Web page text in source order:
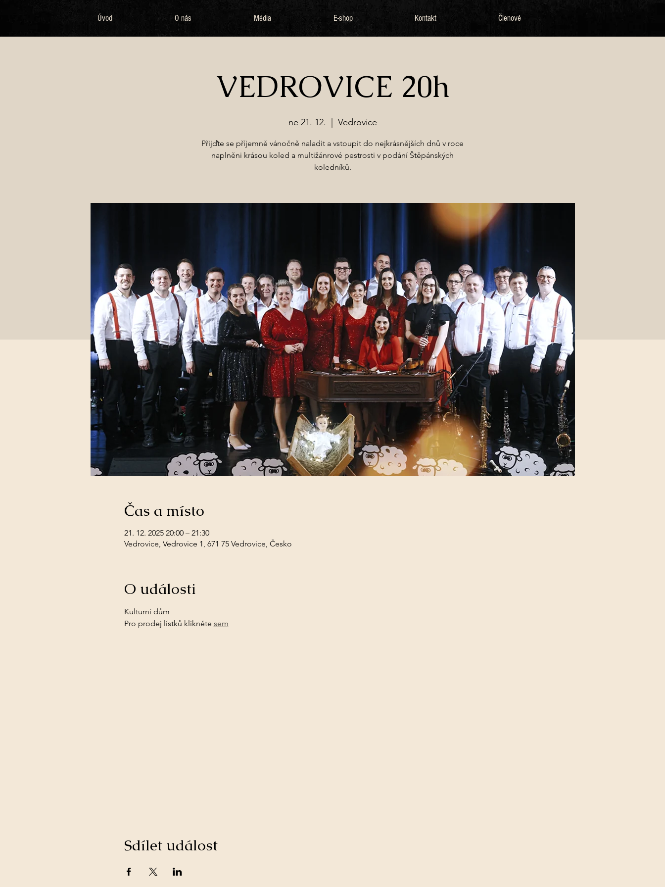
Úvod O nás Média E-shop Kontakt Členové
VEDROVICE 20h
ne 21. 12. Vedrovice
Přijďte se příjemně vánočně naladit a vstoupit do nejkrásnějších dnů v roce
naplněni krásou koled a multižánrové pestrosti v podání Štěpánských
koledníků.
Čas a místo
21. 12. 2025 20:00 – 21:30
Vedrovice, Vedrovice 1, 671 75 Vedrovice, Česko
O události
Kulturní dům
Pro prodej lístků klikněte sem
Sdílet událost